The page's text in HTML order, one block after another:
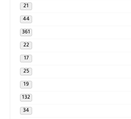
21
44
361
22
17
25
19
132
34